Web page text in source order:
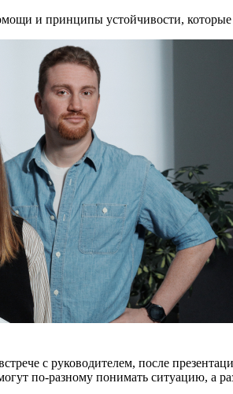
и принципы устойчивости,
с руководителем, после
по-разному понимать ситуацию, а